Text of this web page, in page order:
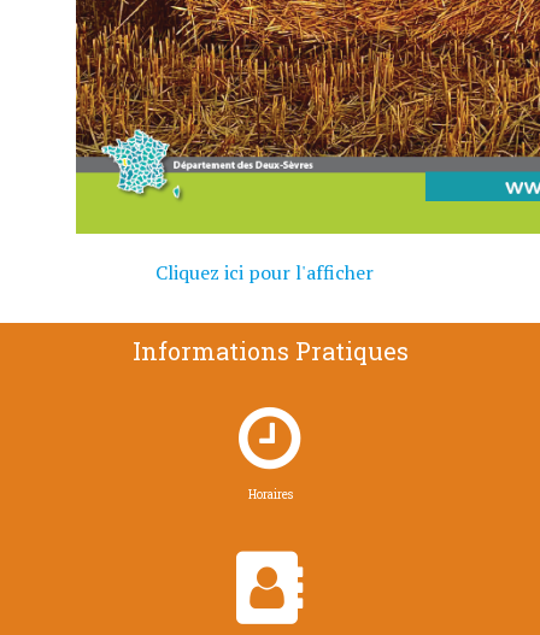
Cliquez ici pour l'afficher
Informations Pratiques

Horaires
